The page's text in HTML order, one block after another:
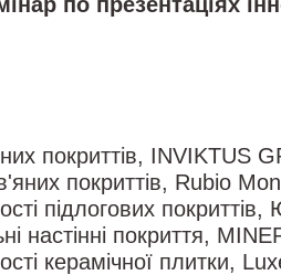
покриттів, INVIKTUS
покриттів, Rubio
підлогових
настінні покриття,
керамічної плитки,